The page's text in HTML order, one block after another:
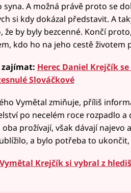
syna. A možná právě proto se
si kdy dokázal představit. A
by byly bezcenné. Končí
kdo ho na jeho cestě
zajímat: Herec Daniel Krejčík
Slováčkové
Vymětal zmiňuje, příliš
po necelém roce rozpadlo a
prožívají, však dávají najevo
a bylo potřeba to
Krejčík si vybral z